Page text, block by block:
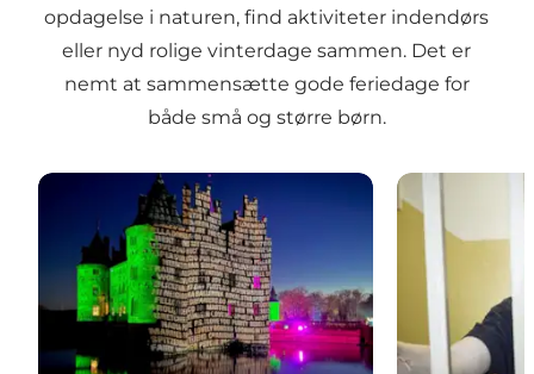
opdagelse i naturen, find aktiviteter indendørs
eller nyd rolige vinterdage sammen. Det er
nemt at sammensætte gode feriedage for
både små og større børn.
LUMINIS på Egeskov Arresten